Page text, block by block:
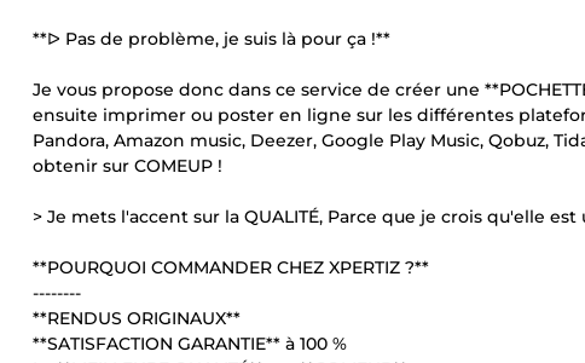
**ᐅ Pas de problème, je suis là pour ça !**
Je vous propose donc dans ce service de créer une
ensuite imprimer ou poster en ligne sur les différentes
Pandora, Amazon music, Deezer, Google Play Music, Qobuz,
obtenir sur COMEUP !
> Je mets l'accent sur la QUALITÉ, Parce que je crois qu'elle est
**POURQUOI COMMANDER CHEZ XPERTIZ ?**
--------
**RENDUS ORIGINAUX**
**SATISFACTION GARANTIE** à 100 %